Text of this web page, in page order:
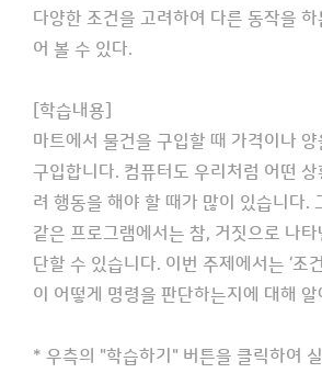
다양한 조건을 고려하여 다른 동작을
어 볼 수 있다.
[학습내용]
마트에서 물건을 구입할 때 가격이나
구입합니다. 컴퓨터도 우리처럼 어떤 상
려 행동을 해야 할 때가 많이 있습니다.
같은 프로그램에서는 참, 거짓으로 나
단할 수 있습니다. 이번 주제에서는 ‘조
이 어떻게 명령을 판단하는지에 대해 알
* 우측의 "학습하기" 버튼을 클릭하여